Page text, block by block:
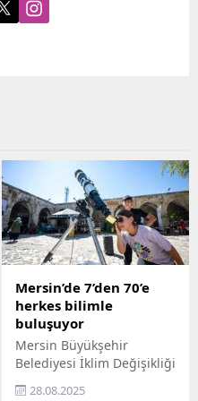
Mersin’de 7’den 70’e
herkes bilimle
buluşuyor
Mersin Büyükşehir
Belediyesi İklim Değişikliği
ve Sıfır Atık Dairesi
28.08.2025